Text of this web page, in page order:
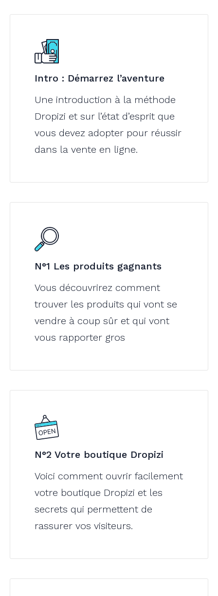
Intro : Démarrez l’aventure
Une introduction à la méthode
Dropizi et sur l’état d’esprit que
vous devez adopter pour réussir
dans la vente en ligne.
N°1 Les produits gagnants
Vous découvrirez comment
trouver les produits qui vont se
vendre à coup sûr et qui vont
vous rapporter gros
N°2 Votre boutique Dropizi
Voici comment ouvrir facilement
votre boutique Dropizi et les
secrets qui permettent de
rassurer vos visiteurs.